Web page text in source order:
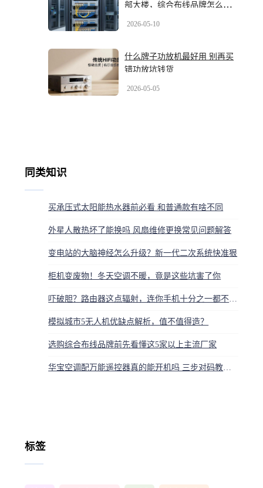
部大楼，综合布线品牌怎么
2026-05-10
什么牌子功放机最好用 别再买
错功放坑钱货
2026-05-05
同类知识
买承压式太阳能热水器前必看 和普通款有啥不同
外星人散热坏了能换吗 风扇维修更换常见问题解答
变电站的大脑神经怎么升级？新一代二次系统快准狠
柜机变废物！冬天空调不暖，竟是这些坑害了你
模拟城市5无人机优缺点解析，值不值得造？
选购综合布线品牌前先看懂这5家以上主流厂家
标签